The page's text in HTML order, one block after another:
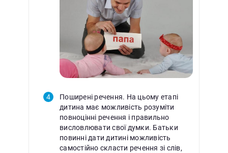
Поширені речення. На цьому етапі
дитина має можливість розуміти
повноцінні речення і правильно
висловлювати свої думки. Батьки
повинні дати дитині можливість
самостійно скласти речення зі слів,